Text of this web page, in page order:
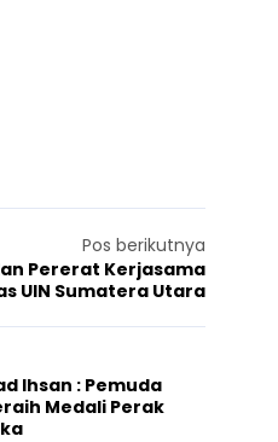
Pos berikutnya
Pererat Kerjasama
UIN Sumatera Utara
Ihsan : Pemuda
Medali Perak